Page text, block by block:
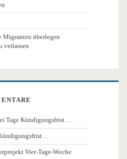
Migranten überlegen
verlassen
Tage Kündigungsfrist…
Vier-Tage-Woche